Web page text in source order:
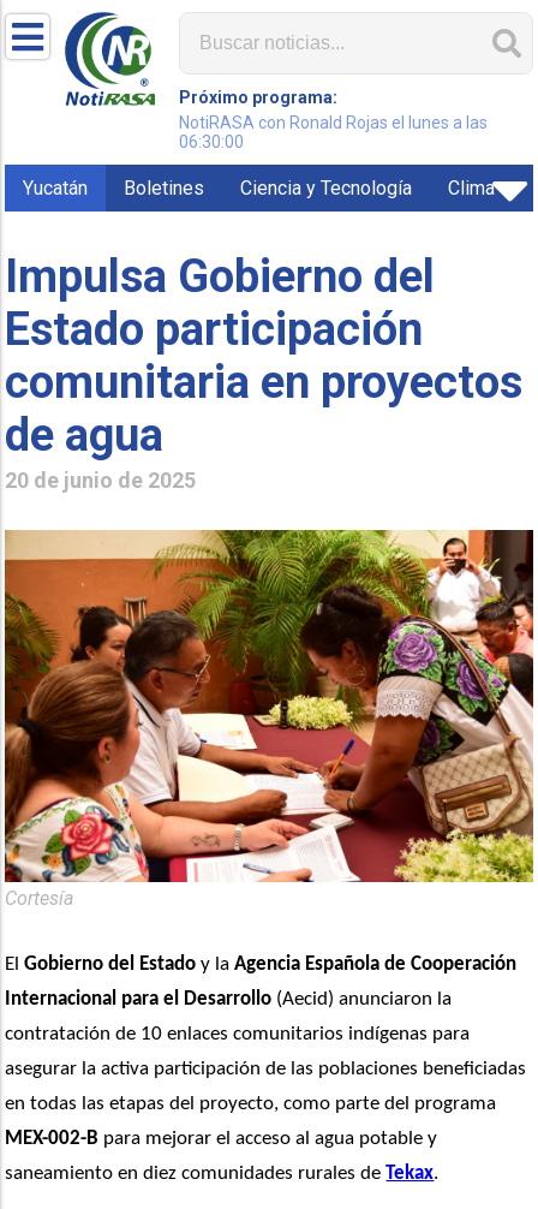
Próximo programa:
NotiRASA con Ronald Rojas el lunes a las
06:30:00
Yucatán Boletines Ciencia y Tecnología Clima
Impulsa Gobierno del
Estado participación
comunitaria en proyectos
de agua
20 de junio de 2025
Cortesía
El Gobierno del Estado y la Agencia Española de Cooperación
Internacional para el Desarrollo (Aecid) anunciaron la
contratación de 10 enlaces comunitarios indígenas para
asegurar la activa participación de las poblaciones beneficiadas
MEX-002-B para mejorar el acceso al agua potable y
saneamiento en diez comunidades rurales de Tekax.